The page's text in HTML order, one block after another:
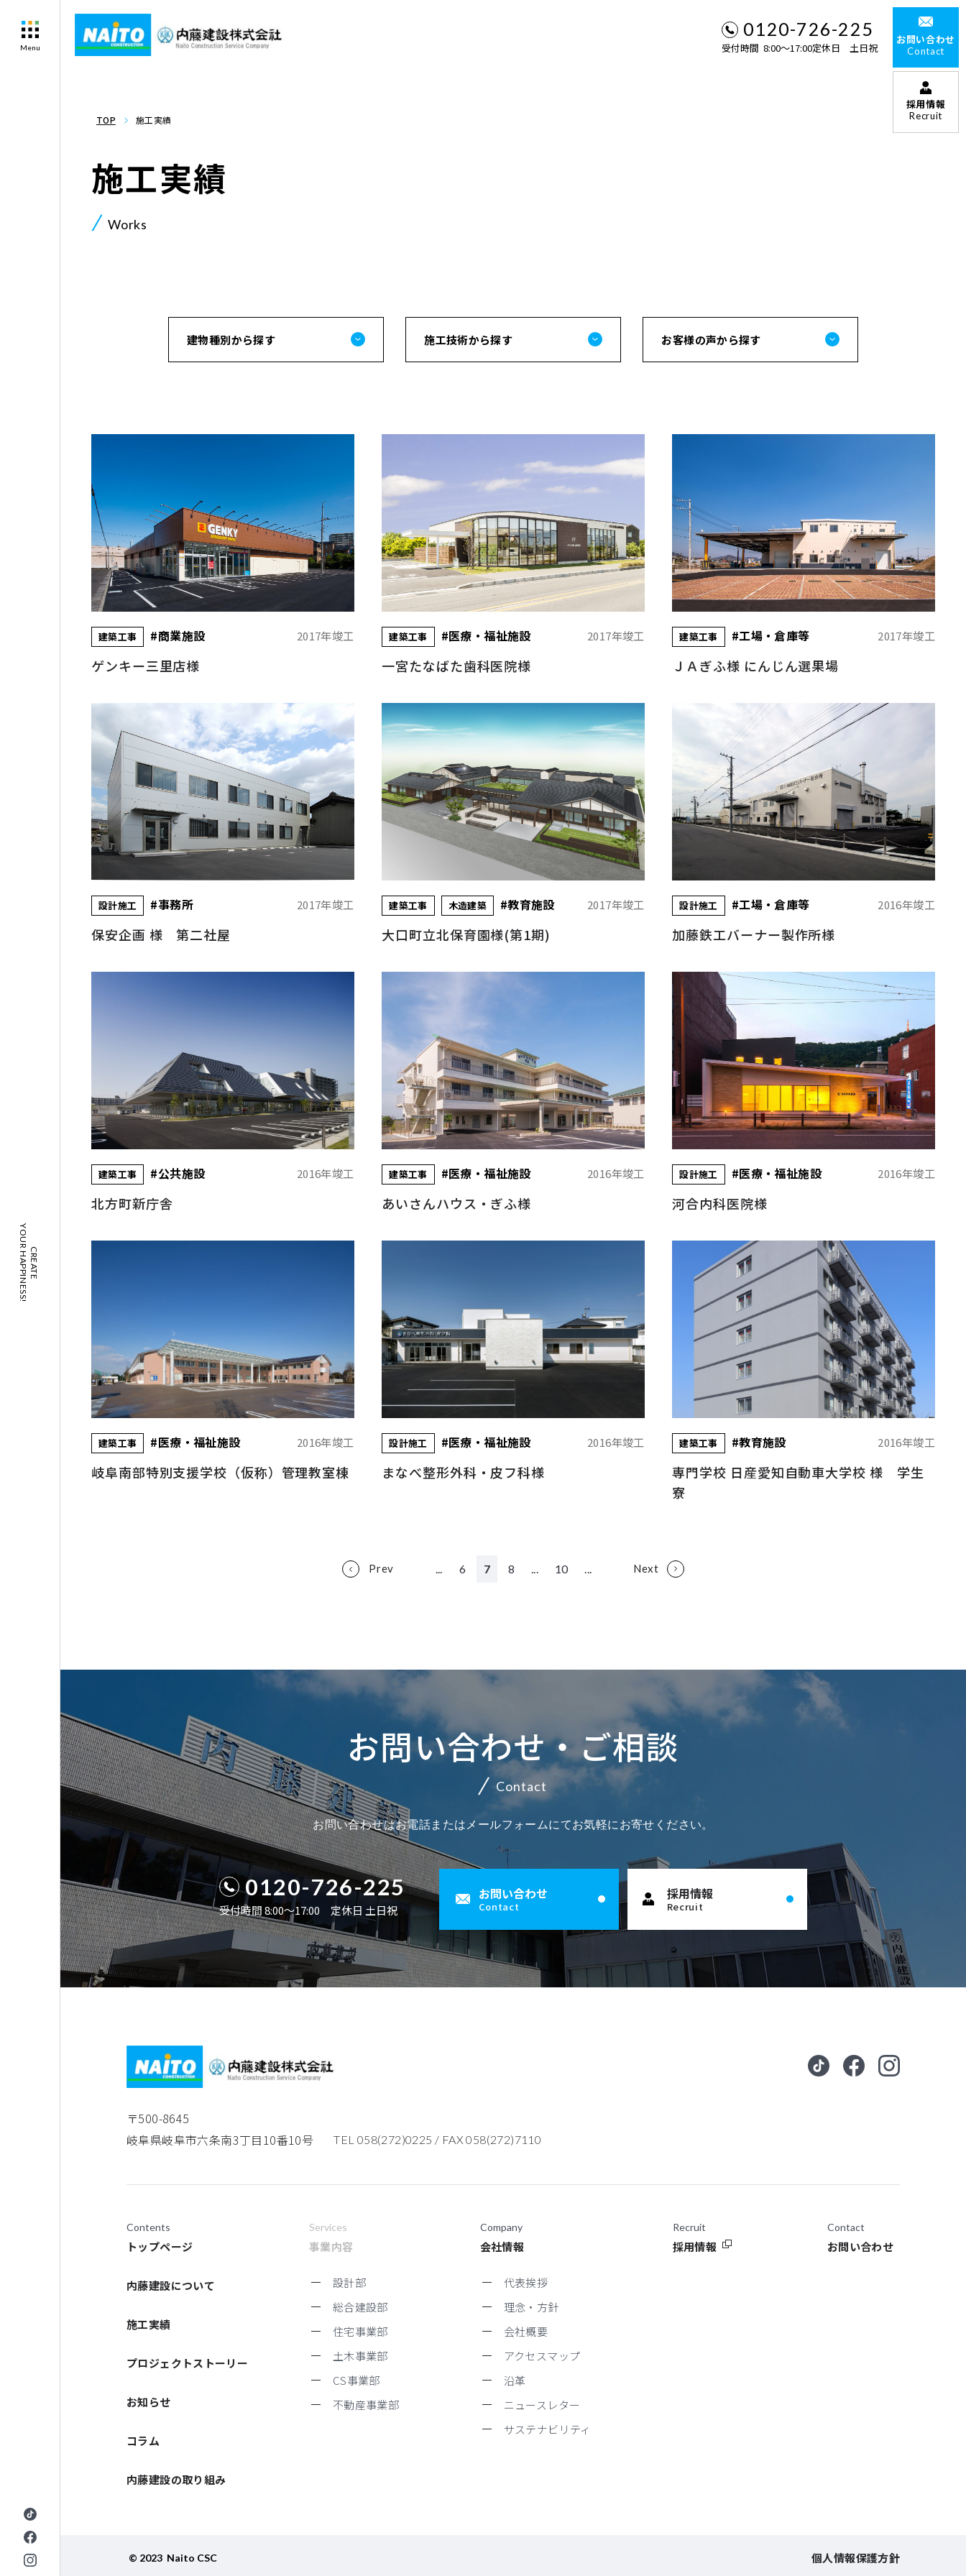
0120-726-225
受付時間 8:00〜17:00定休日 土日祝
お問い合わせ
Contact
採用情報
Recruit
Menu
CREATE
YOUR HAPPINESS!
TOP 施工実績
Works
施工実績
建物種別から探す 施工技術から探す お客様の声から探す
建築工事 #商業施設 2017年竣工
ゲンキー三里店様
建築工事 #医療・福祉施設 2017年竣工
一宮たなばた歯科医院様
建築工事 #工場・倉庫等 2017年竣工
ＪＡぎふ様 にんじん選果場
設計施工 #事務所 2017年竣工
保安企画 様 第二社屋
建築工事 木造建築 #教育施設 2017年竣工
大口町立北保育園様(第1期)
設計施工 #工場・倉庫等 2016年竣工
加藤鉄工バーナー製作所様
建築工事 #公共施設 2016年竣工
北方町新庁舎
建築工事 #医療・福祉施設 2016年竣工
あいさんハウス・ぎふ様
設計施工 #医療・福祉施設 2016年竣工
河合内科医院様
建築工事 #医療・福祉施設 2016年竣工
岐阜南部特別支援学校（仮称）管理教室棟
設計施工 #医療・福祉施設 2016年竣工
まなべ整形外科・皮フ科様
建築工事 #教育施設 2016年竣工
専門学校 日産愛知自動車大学校 様 学生
寮
Prev 6 7 8 10 Next
お問い合わせはお電話またはメールフォームにてお気軽にお寄せください。
Contact
お問い合わせ・ご相談
0120-726-225
受付時間 8:00〜17:00 定休日 土日祝
お問い合わせ
Contact
採用情報
Recruit
〒500-8645
岐阜県岐阜市六条南3丁目10番10号
TEL 058(272)0225 / FAX 058(272)7110
Contents
トップページ
内藤建設について
施工実績
プロジェクトストーリー
お知らせ
コラム
内藤建設の取り組み
Services
事業内容
設計部
総合建設部
住宅事業部
土木事業部
CS事業部
不動産事業部
Company
会社情報
代表挨拶
理念・方針
会社概要
アクセスマップ
沿革
ニュースレター
サステナビリティ
Recruit
採用情報
Contact
お問い合わせ
© 2023 Naito CSC 個人情報保護方針